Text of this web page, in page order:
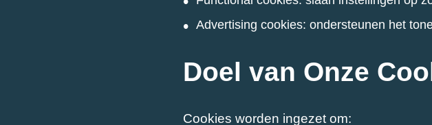
Advertising cookies: ondersteunen het
Doel van Onze
Cookies worden ingezet om: